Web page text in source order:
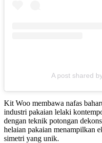
A post shared
Kit Woo membawa nafas
industri pakaian lelaki
dengan teknik potongan
helaian pakaian menampilkan
simetri yang unik.